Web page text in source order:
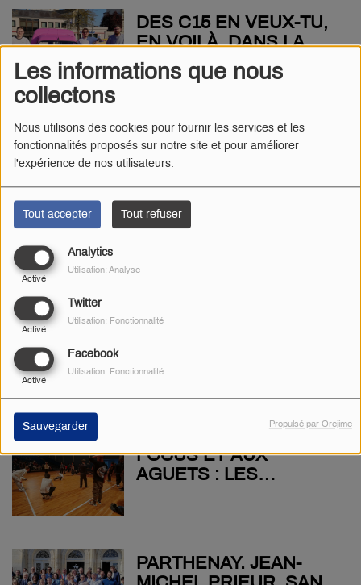
Les informations que nous
collectons
Nous utilisons des cookies pour fournir les services et les
fonctionnalités proposés sur notre site et pour améliorer
l'expérience de nos utilisateurs.
Tout accepter Tout refuser
Analytics
Activé
Utilisation: Analyse
Twitter
Activé
Utilisation: Fonctionnalité
Facebook
Activé
Utilisation: Fonctionnalité
Sauvegarder Propulsé par Orejime
PARTHENAY
DES C15 EN VEUX-TU,
EN VOILÀ, DANS LA
CAPITALE DE GÂTINE
LES 7 ET 8 AOÛT
LA FÉDÉRATION DES
CENTRES
SOCIOCULTURELS DES
DEUX-SÈVRES SE
RÉUNISSAIT EN
ASSEMBLÉE
SEMAINE DERNIÈRE.
UN DES PLUS GROS
SAISON ARTISTIQUE
MAIRE, CORALIE
L’OPPOSITION : LE
SECONDIGNY A EU
LIEU VENDREDI
FOCUS ET AUX
AGUETS : LES
PARTHENAY. JEAN-